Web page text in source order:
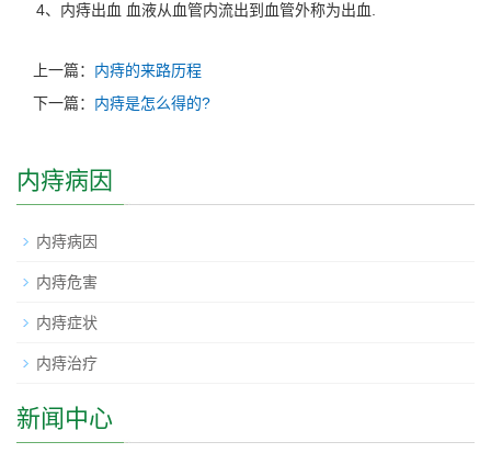
4、内痔出血 血液从血管内流出到血管外称为出血.
上一篇： 内痔的来路历程
下一篇： 内痔是怎么得的?
内痔病因
内痔病因
内痔危害
内痔症状
内痔治疗
新闻中心